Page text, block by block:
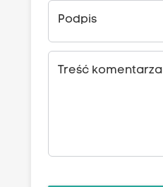
Podpis
Treść komentarza